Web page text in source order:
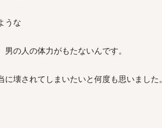
うな
の人の体力がもたないんです。
壊されてしまいたいと何度も思いました。